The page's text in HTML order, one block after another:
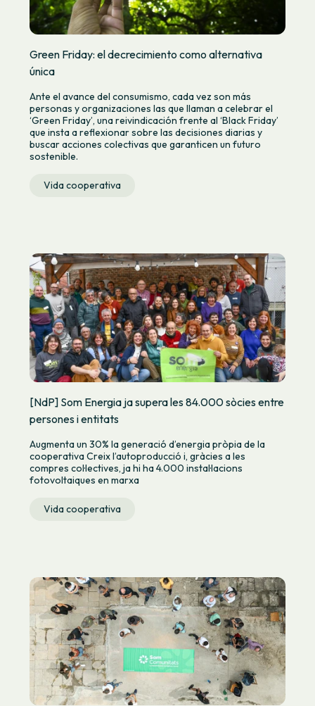
Green Friday: el decrecimiento como alternativa
única
Ante el avance del consumismo, cada vez son más
personas y organizaciones las que llaman a celebrar el
‘Green Friday’, una reivindicación frente al ‘Black Friday’
que insta a reflexionar sobre las decisiones diarias y
buscar acciones colectivas que garanticen un futuro
sostenible.
Vida cooperativa
[NdP] Som Energia ja supera les 84.000 sòcies entre
persones i entitats
Augmenta un 30% la generació d’energia pròpia de la
cooperativa Creix l’autoproducció i, gràcies a les
compres col·lectives, ja hi ha 4.000 instal·lacions
fotovoltaiques en marxa
Vida cooperativa